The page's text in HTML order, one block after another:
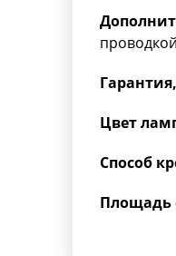
проводкой
Цвет
Способ
Площадь